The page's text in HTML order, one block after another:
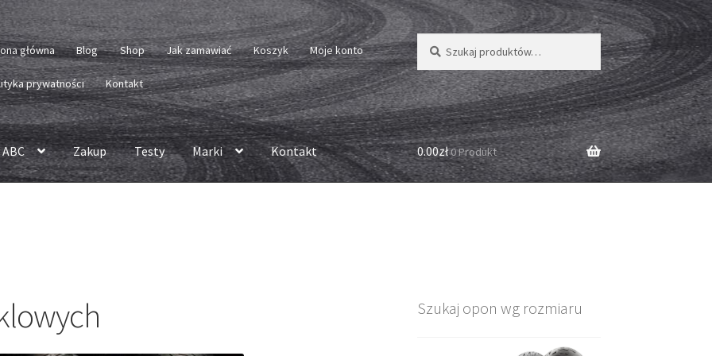
główna Blog Shop Jak zamawiać Koszyk Moje konto
prywatności Kontakt
Szukaj:
Szukaj
Zakup Testy Marki Kontakt 0.00zł0 Produkt
Szukaj opon wg rozmiaru